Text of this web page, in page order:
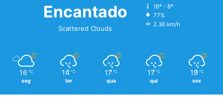
Encantado
Scattered Clouds
16º - 8º
77%
2.36 km/h
16 ℃
seg
14 ℃
ter
17 ℃
qua
17 ℃
qui
19 ℃
sex